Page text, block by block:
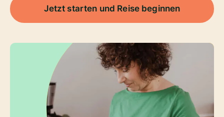
Jetzt starten und Reise beginnen